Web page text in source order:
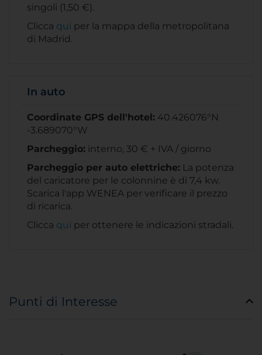
singoli (1,50 €).
Clicca qui per la mappa della metropolitana
di Madrid.
In auto
Coordinate GPS dell'hotel: 40.426076°N
-3.689070°W
Parcheggio: interno, 30 € + IVA / giorno
Parcheggio per auto elettriche: La potenza
del caricatore per le colonnine è di 7,4 kw.
Scarica l'app WENEA per verificare il prezzo
di ricarica.
Clicca qui per ottenere le indicazioni stradali.
Punti di Interesse